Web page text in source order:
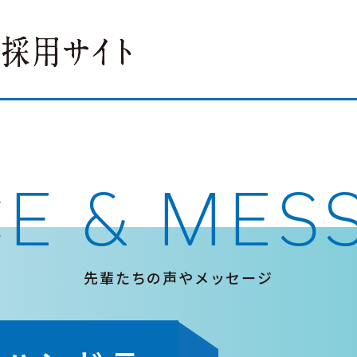
&
先輩たちの声やメッセージ